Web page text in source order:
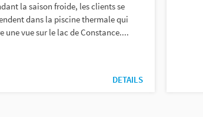
la saison froide, les clients se
dans la piscine thermale qui
une vue sur le lac de Constance....
DETAILS